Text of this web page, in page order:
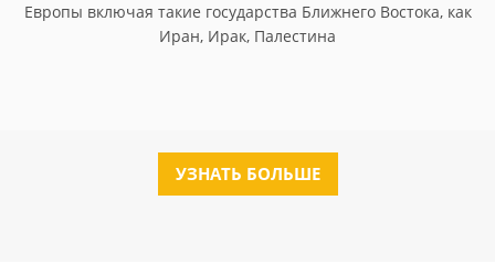
Европы включая такие государства Ближнего Востока, как
Иран, Ирак, Палестина
УЗНАТЬ БОЛЬШЕ